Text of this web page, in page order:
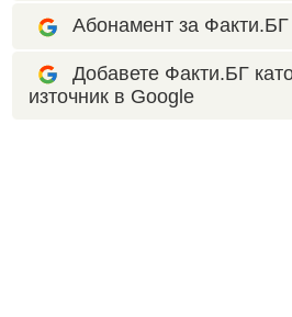
Абонамент за
Добавете Факти.БГ
източник в Google